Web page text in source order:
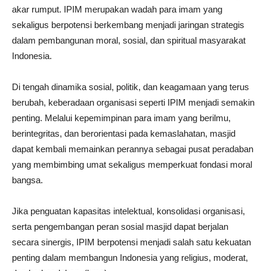
akar rumput. IPIM merupakan wadah para imam yang
sekaligus berpotensi berkembang menjadi jaringan strategis
dalam pembangunan moral, sosial, dan spiritual masyarakat
Indonesia.
Di tengah dinamika sosial, politik, dan keagamaan yang terus
berubah, keberadaan organisasi seperti IPIM menjadi semakin
penting. Melalui kepemimpinan para imam yang berilmu,
berintegritas, dan berorientasi pada kemaslahatan, masjid
dapat kembali memainkan perannya sebagai pusat peradaban
yang membimbing umat sekaligus memperkuat fondasi moral
bangsa.
Jika penguatan kapasitas intelektual, konsolidasi organisasi,
serta pengembangan peran sosial masjid dapat berjalan
secara sinergis, IPIM berpotensi menjadi salah satu kekuatan
penting dalam membangun Indonesia yang religius, moderat,